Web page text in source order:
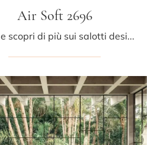
Air Soft 2696
Clicca e scopri di più sui salotti design di Lago! Vari modelli di divani, come Air Soft 2696, ti attendono.